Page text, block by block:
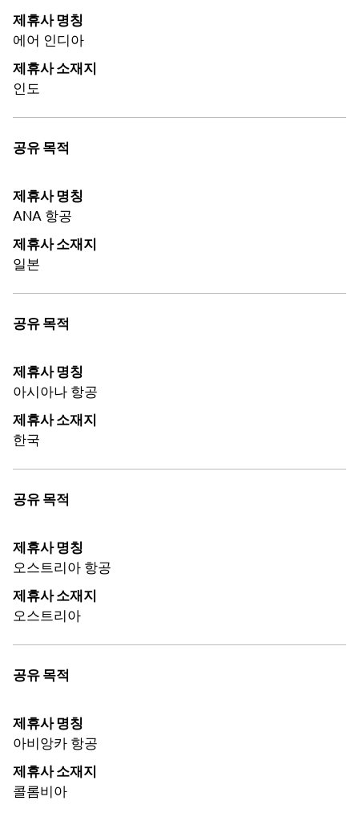
제휴사 명칭
에어 인디아
제휴사 소재지
인도
공유 목적
제휴사 명칭
ANA 항공
제휴사 소재지
일본
공유 목적
제휴사 명칭
아시아나 항공
제휴사 소재지
한국
공유 목적
제휴사 명칭
오스트리아 항공
제휴사 소재지
오스트리아
공유 목적
제휴사 명칭
아비앙카 항공
제휴사 소재지
콜롬비아